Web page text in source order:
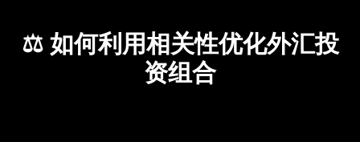
⚖️ 如何利用相关性优化外汇投
资组合